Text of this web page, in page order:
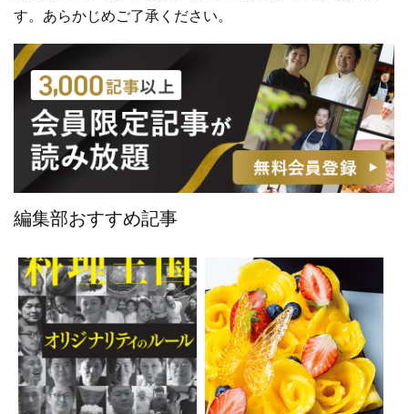
す。あらかじめご了承ください。
編集部おすすめ記事